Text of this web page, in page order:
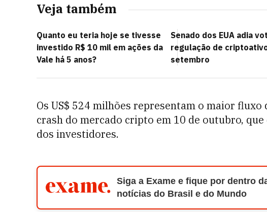
Veja também
Quanto eu teria hoje se tivesse
investido R$ 10 mil em ações da
Vale há 5 anos?
Senado dos EUA adia
regulação de
setembro
Os US$ 524 milhões representam o maior
crash do mercado cripto em 10 de outubro,
dos investidores.
Siga a Exame e fique por dentro
notícias do Brasil e do Mundo